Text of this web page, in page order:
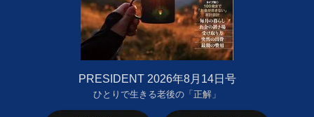
PRESIDENT 2026年8月14日号
ひとりで生きる老後の「正解」